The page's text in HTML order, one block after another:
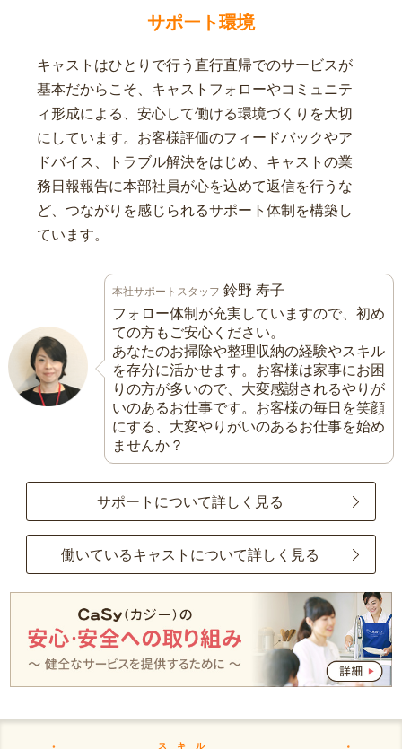
サポート環境
キャストはひとりで行う直行直帰でのサービスが
基本だからこそ、キャストフォローやコミュニテ
ィ形成による、安心して働ける環境づくりを大切
にしています。お客様評価のフィードバックやア
ドバイス、トラブル解決をはじめ、キャストの業
務日報報告に本部社員が心を込めて返信を行うな
ど、つながりを感じられるサポート体制を構築し
ています。
本社サポートスタッフ 鈴野 寿子
フォロー体制が充実していますので、初め
ての方もご安心ください。
あなたのお掃除や整理収納の経験やスキル
を存分に活かせます。お客様は家事にお困
りの方が多いので、大変感謝されるやりが
いのあるお仕事です。お客様の毎日を笑顔
にする、大変やりがいのあるお仕事を始め
ませんか？
サポートについて詳しく見る
働いているキャストについて詳しく見る
スキル